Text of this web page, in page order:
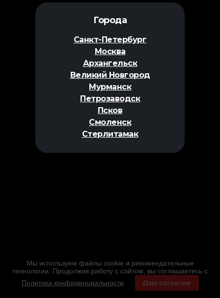
Города
Санкт-Петербург
Москва
Архангельск
Великий Новгород
Мурманск
Петрозаводск
Псков
Смоленск
Стерлитамак
Мы используем файлы cookie и рекомендательные
технологии. Продолжив работу с сайтом, вы соглашаетесь с
Политика конфиденциальности
Даю согласие